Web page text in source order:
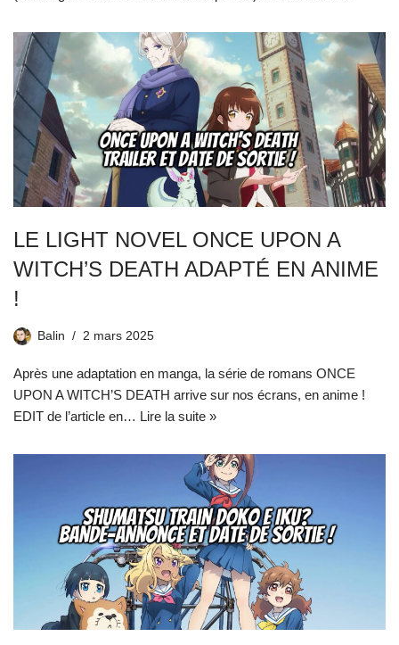
LE LIGHT NOVEL ONCE UPON A
WITCH’S DEATH ADAPTÉ EN ANIME
!
Balin 2 mars 2025
Après une adaptation en manga, la série de romans ONCE
UPON A WITCH’S DEATH arrive sur nos écrans, en anime !
EDIT de l’article en… Lire la suite »